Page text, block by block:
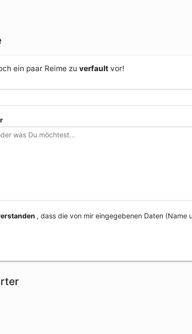
ein paar Reime zu verfault vor!
, dass die von mir eingegebenen Daten